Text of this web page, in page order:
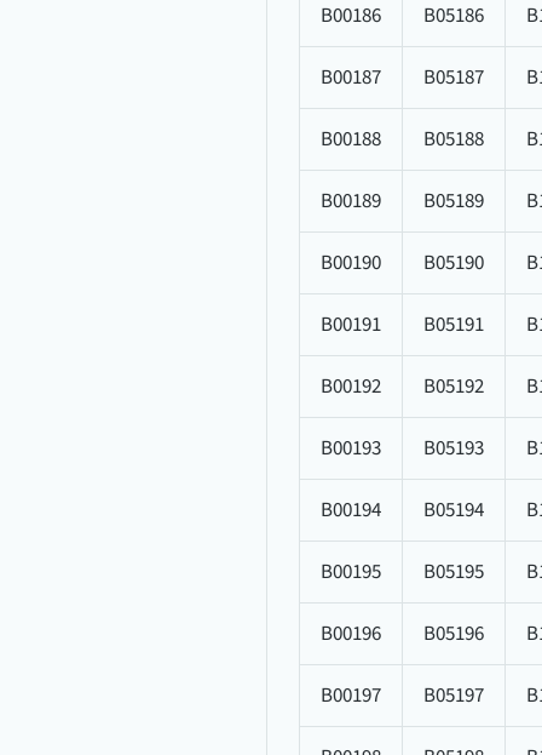
B00186 B05186
B00187 B05187
B00188 B05188
B00189 B05189
B00190 B05190
B00191 B05191
B00192 B05192
B00193 B05193
B00194 B05194
B00195 B05195
B00196 B05196
B00197 B05197